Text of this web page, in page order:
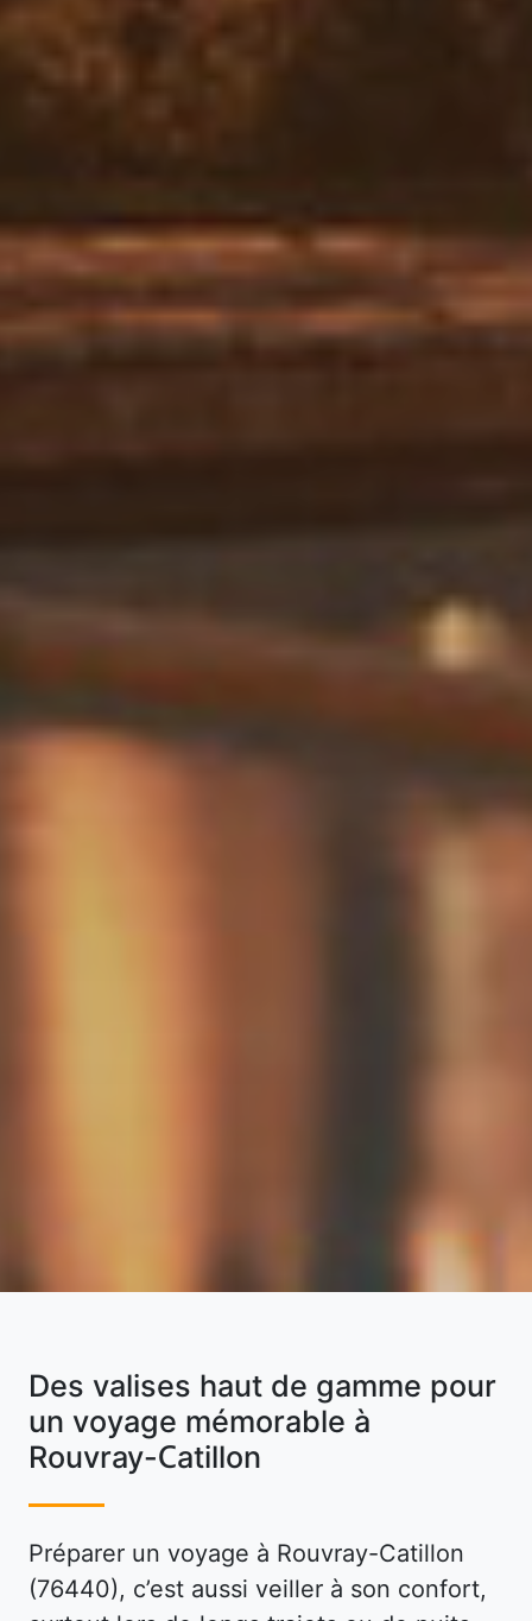
Des valises haut de gamme pour
un voyage mémorable à
Rouvray-Catillon
Préparer un voyage à Rouvray-Catillon
(76440), c’est aussi veiller à son confort,